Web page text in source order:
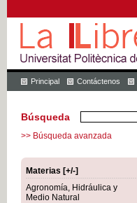
Principal Contáctenos
Búsqueda
>> Búsqueda avanzada
Materias [+/-]
Agronomía, Hidráulica y
Medio Natural